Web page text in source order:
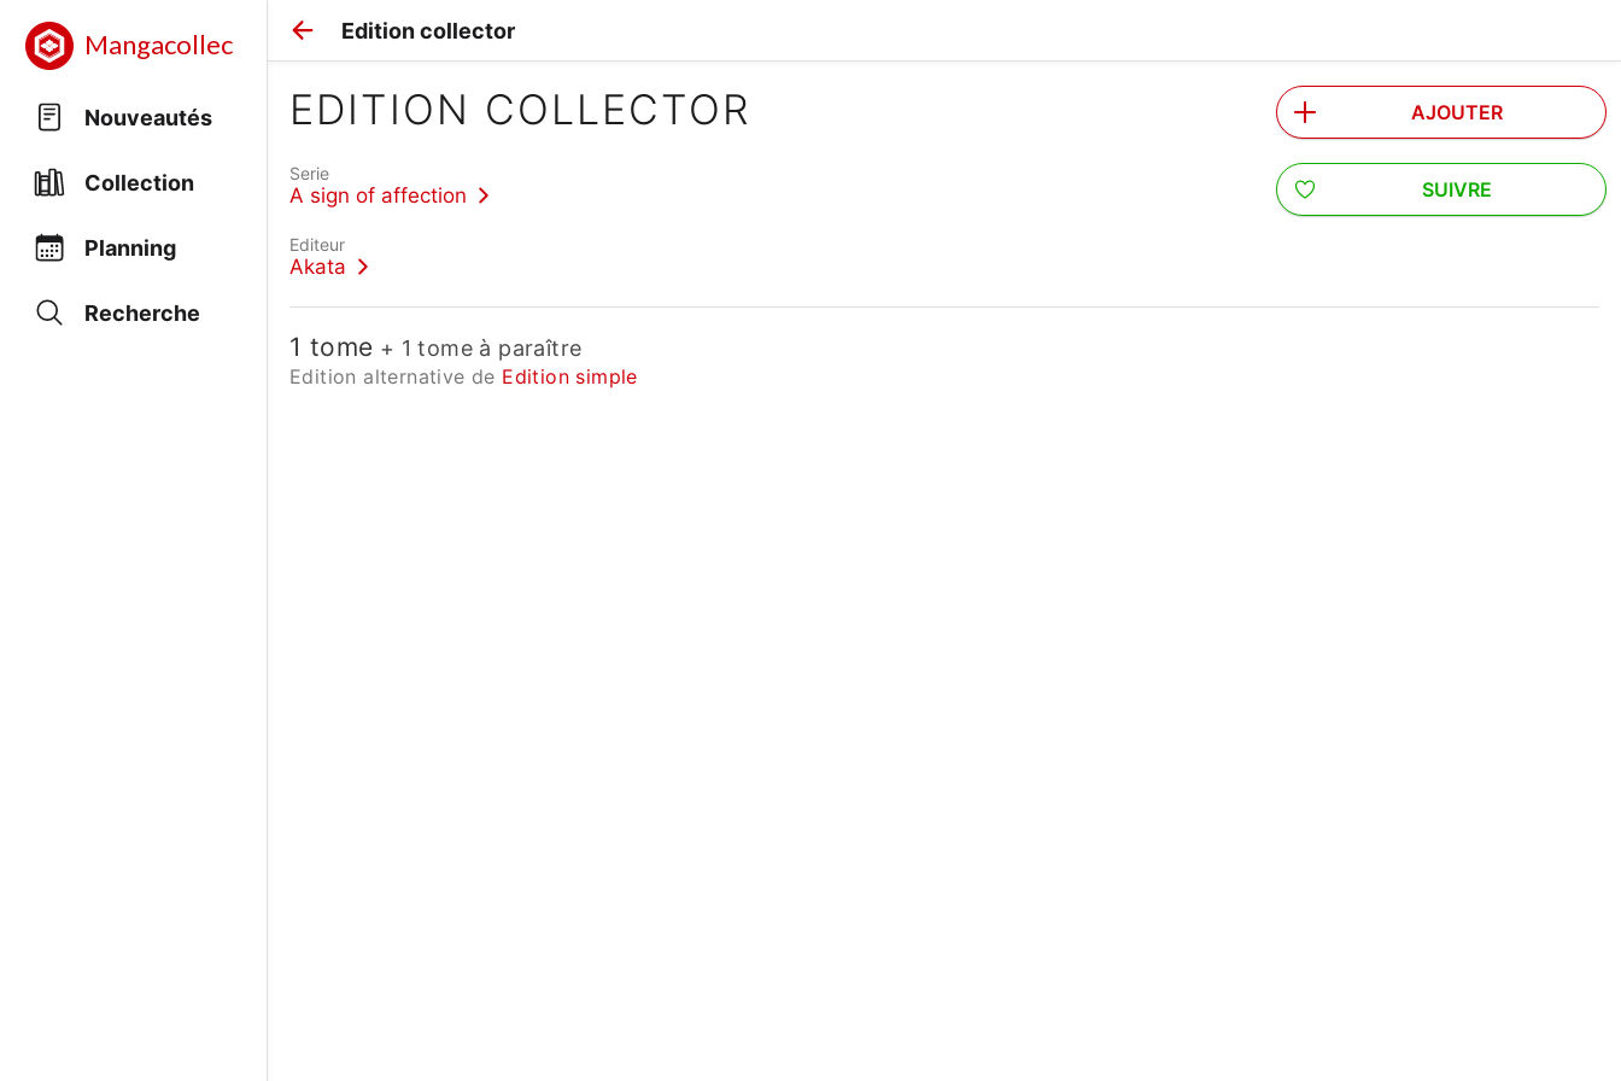
Mangacollec
Nouveautés
Collection
Planning
Recherche
Edition collector
EDITION COLLECTOR
Serie
A sign of affection
Editeur
Akata
AJOUTER
SUIVRE
1 tome + 1 tome à paraître
Edition alternative de Edition simple